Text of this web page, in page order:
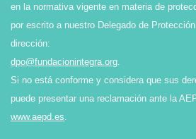
en la normativa vigente en materia de
por escrito a nuestro Delegado de
dirección:
dpo@fundacionintegra.org
Si no está conforme y considera que sus
puede presentar una reclamación ante la
www.aepd.es